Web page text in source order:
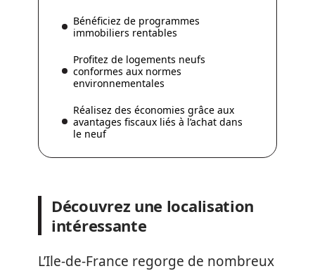
Bénéficiez de programmes
immobiliers rentables
Profitez de logements neufs
conformes aux normes
environnementales
Réalisez des économies grâce aux
avantages fiscaux liés à l’achat dans
le neuf
Découvrez une localisation
intéressante
L’Ile-de-France regorge de nombreux